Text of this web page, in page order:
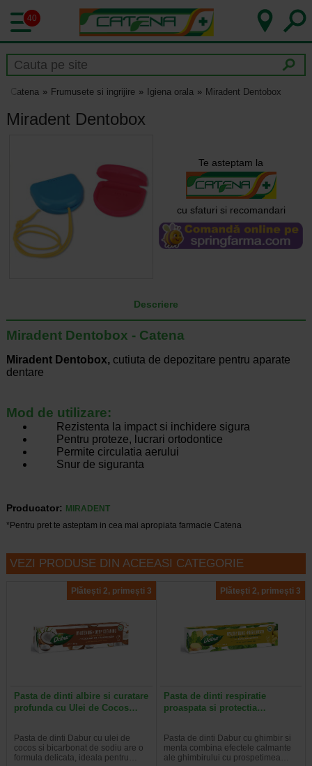
40
Catena Frumusete si ingrijire Igiena orala Miradent Dentobox
Miradent Dentobox
Te asteptam la
cu sfaturi si recomandari
Descriere
Miradent Dentobox - Catena
Miradent Dentobox,cutiuta de depozitare pentru aparate
dentare
Mod de utilizare:
Rezistenta la impact si inchidere sigura
Pentru proteze, lucrari ortodontice
Permite circulatia aerului
Snur de siguranta
Producator: MIRADENT
*Pentru pret te asteptam in cea mai apropiata farmacie Catena
VEZI PRODUSE DIN ACEEASI CATEGORIE
Plătești 2, primești 3
Pasta de dinti albire si curatare
profunda cu Ulei de Cocos…
Pasta de dinti Dabur cu ulei de
cocos si bicarbonat de sodiu are o
formula delicata, ideala pentru…
Plătești 2, primești 3
Pasta de dinti respiratie
proaspata si protectia…
Pasta de dinti Dabur cu ghimbir si
menta combina efectele calmante
ale ghimbirului cu prospetimea…